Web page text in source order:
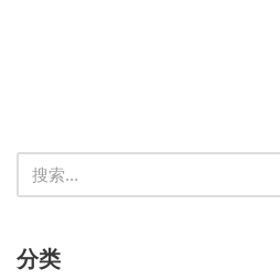
分类